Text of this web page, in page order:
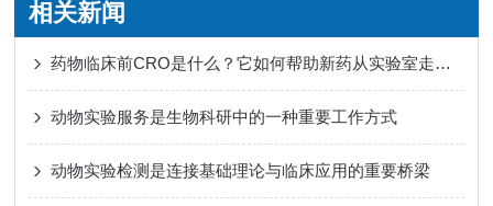
相关新闻
药物临床前CRO是什么？它如何帮助新药从实验室走向人体试验？
动物实验服务是生物科研中的一种重要工作方式
动物实验检测是连接基础理论与临床应用的重要桥梁